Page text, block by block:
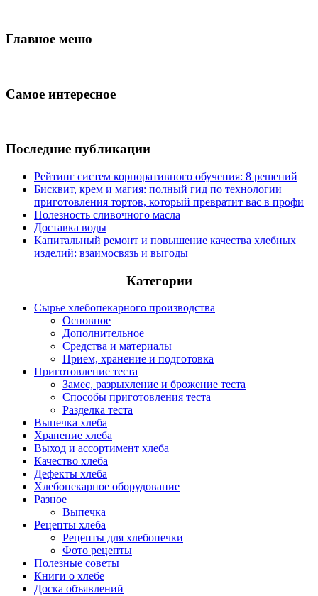
Главное меню
Самое интересное
Последние публикации
Рейтинг систем корпоративного обучения: 8 решений
Бисквит, крем и магия: полный гид по технологии
приготовления тортов, который превратит вас в профи
Полезность сливочного масла
Доставка воды
Капитальный ремонт и повышение качества хлебных
изделий: взаимосвязь и выгоды
Категории
Сырье хлебопекарного производства
Основное
Дополнительное
Средства и материалы
Прием, хранение и подготовка
Приготовление теста
Замес, разрыхление и брожение теста
Способы приготовления теста
Разделка теста
Выпечка хлеба
Хранение хлеба
Выход и ассортимент хлеба
Качество хлеба
Дефекты хлеба
Хлебопекарное оборудование
Разное
Выпечка
Рецепты хлеба
Рецепты для хлебопечки
Фото рецепты
Полезные советы
Книги о хлебе
Доска объявлений